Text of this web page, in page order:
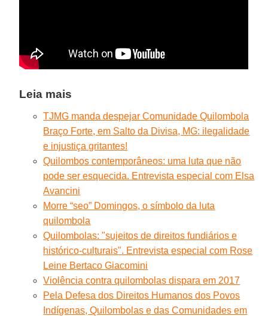
Leia mais
TJMG manda despejar Comunidade Quilombola
Braço Forte, em Salto da Divisa, MG: ilegalidade
e injustiça gritantes!
Quilombos contemporâneos: uma luta que não
pode ser esquecida. Entrevista especial com Elsa
Avancini
Morre “seo” Domingos, o símbolo da luta
quilombola
Quilombolas: "sujeitos de direitos fundiários e
histórico-culturais". Entrevista especial com Rose
Leine Bertaco Giacomini
Violência contra quilombolas dispara em 2017
Pela Defesa dos Direitos Humanos dos Povos
Indígenas, Quilombolas e das Comunidades em